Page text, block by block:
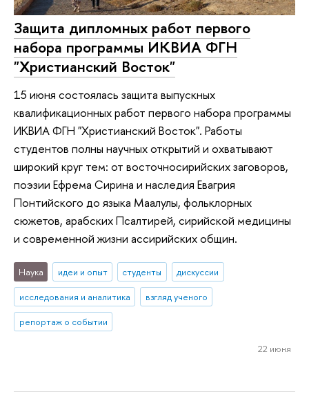
Защита дипломных работ первого
набора программы ИКВИА ФГН
"Христианский Восток"
15 июня состоялась защита выпускных
квалификационных работ первого набора программы
ИКВИА ФГН "Христианский Восток". Работы
студентов полны научных открытий и охватывают
широкий круг тем: от восточносирийских заговоров,
поэзии Ефрема Сирина и наследия Евагрия
Понтийского до языка Маалулы, фольклорных
сюжетов, арабских Псалтирей, сирийской медицины
и современной жизни ассирийских общин.
Наука идеи и опыт студенты
дискуссии
исследования и аналитика
взгляд ученого
репортаж о событии
22 июня